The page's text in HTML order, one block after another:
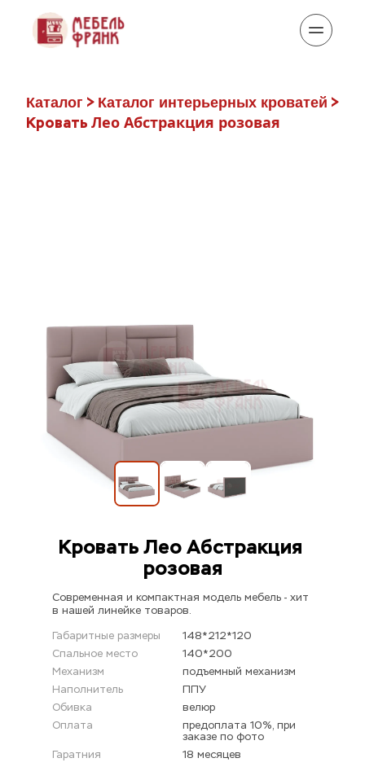
Каталог > Каталог интерьерных кроватей >
Кровать Лео Абстракция розовая
Кровать Лео Абстракция
розовая
Современная и компактная модель мебель - хит
в нашей линейке товаров.
Габаритные размеры
148*212*120
Спальное место
140*200
Механизм
подъемный механизм
Наполнитель
ППУ
Обивка
велюр
Оплата
предоплата 10%, при
заказе по фото
Гаратния
18 месяцев